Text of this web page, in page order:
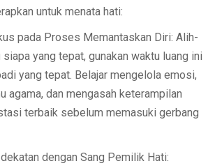
untuk menata hati:
pada Proses Memantaskan Diri: Alih-
yang tepat, gunakan waktu luang ini
yang tepat. Belajar mengelola emosi,
agama, dan mengasah keterampilan
terbaik sebelum memasuki gerbang
dengan Sang Pemilik Hati: